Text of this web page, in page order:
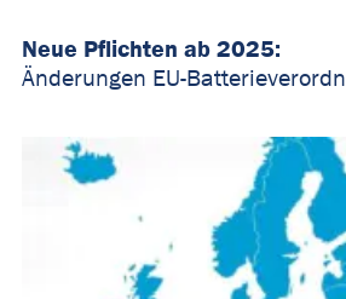
Neue Pflichten ab 2025:
Änderungen EU-